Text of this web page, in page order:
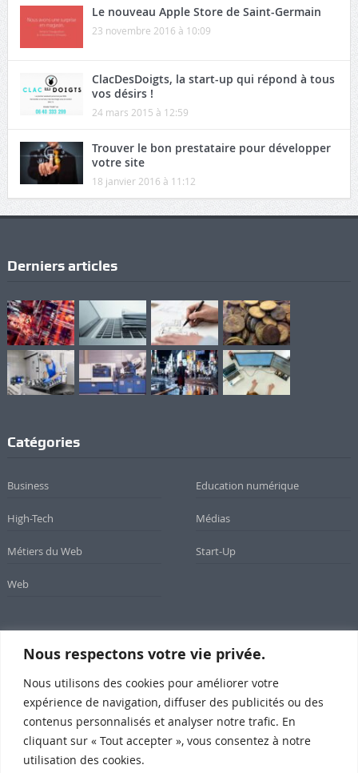
Nous respectons votre vie privée.
Nous utilisons des cookies pour améliorer votre
expérience de navigation, diffuser des publicités ou des
contenus personnalisés et analyser notre trafic. En
cliquant sur « Tout accepter », vous consentez à notre
utilisation des cookies.
Le nouveau Apple Store de Saint-Germain
23 novembre 2016 à 10:09
ClacDesDoigts, la start-up qui répond à tous
vos désirs !
24 mars 2015 à 12:59
Trouver le bon prestataire pour développer
votre site
18 janvier 2016 à 11:12
Derniers articles
Catégories
Business Education numérique
High-Tech Médias
Métiers du Web Start-Up
Web
Newsletter
Inscrivez-vous à notre newsletter